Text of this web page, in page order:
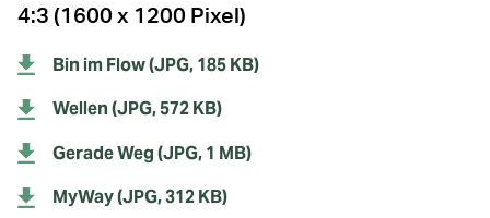
4:3 (1600 x 1200 Pixel)
Bin im Flow (JPG, 185 KB)
Wellen (JPG, 572 KB)
Gerade Weg (JPG, 1 MB)
MyWay (JPG, 312 KB)